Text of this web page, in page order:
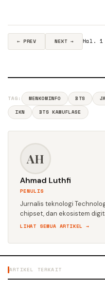
← PREV NEXT → Hal.
TAG: MENKOMINFO BTS
IKN
BTS KAMUFLASE
AH
Ahmad Luthfi
PENULIS
Jurnalis teknologi
chipset, dan ekosistem
LIHAT SEMUA ARTIKEL →
ARTIKEL TERKAIT